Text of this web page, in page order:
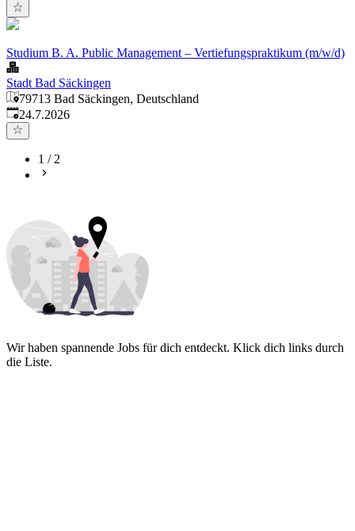
Studium B. A. Public Management – Vertiefungspraktikum (m/w/d)
Stadt Bad Säckingen
79713 Bad Säckingen, Deutschland
Veröffentlicht
24.7.2026
1 / 2
Wir haben spannende Jobs für dich entdeckt. Klick dich links durch
die Liste.